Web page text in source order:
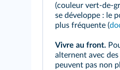
(couleur
se développe : le
plus fréquente (
Vivre au front.
alternent avec
peuvent pas non